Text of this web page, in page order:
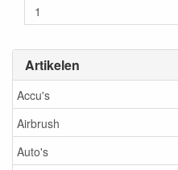
Artikelen
Accu's
Airbrush
Auto's